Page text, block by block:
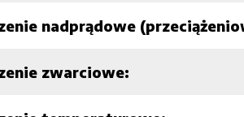
nadprądowe
zwarciowe: